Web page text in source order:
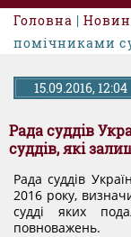
Головна |
помічниками
15.09.2016, 12:04
Рада суддів
суддів, які
Рада суддів
2016 року,
судді яких
повноважень.